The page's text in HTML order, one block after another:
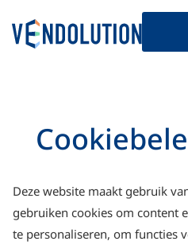
Deze website maakt gebruik
gebruiken cookies om content
te personaliseren, om functies